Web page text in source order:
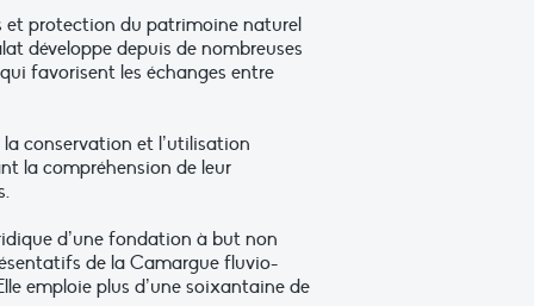
et protection du patrimoine naturel
développe depuis de nombreuses
favorisent les échanges entre
la conservation et l’utilisation
la compréhension de leur
d’une fondation à but non
de la Camargue fluvio-
emploie plus d’une soixantaine de